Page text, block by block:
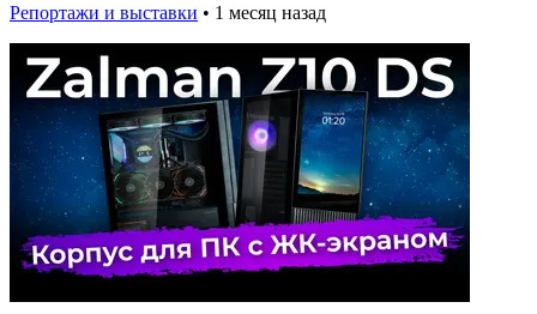
Репортажи и выставки • 1 месяц назад